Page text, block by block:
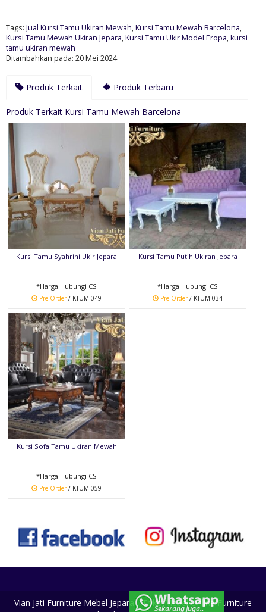
Tags: Jual Kursi Tamu Ukiran Mewah,Kursi Tamu Mewah Barcelona,
Kursi Tamu Mewah Ukiran Jepara,Kursi Tamu Ukir Model Eropa,kursi
tamu ukiran mewah
Ditambahkan pada: 20 Mei 2024
Produk Terkait Produk Terbaru
Produk Terkait Kursi Tamu Mewah Barcelona
Kursi Tamu Syahrini Ukir Jepara
*Harga Hubungi CS
Pre Order/ KTUM-049
Kursi Tamu Putih Ukiran Jepara
*Harga Hubungi CS
Pre Order/ KTUM-034
Kursi Sofa Tamu Ukiran Mewah
*Harga Hubungi CS
Pre Order/ KTUM-059
Vian Jati Furniture Mebel Jepara - Toko Mebel Online Furniture